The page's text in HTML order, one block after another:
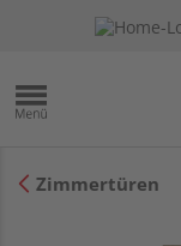
Zimmertüren